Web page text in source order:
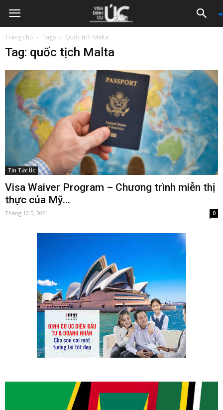
Trang chủ Tags Quốc tịch Malta
Tag: quốc tịch Malta
Tin Tức Úc
Visa Waiver Program – Chương trình miễn thị
thực của Mỹ...
Tháng 10 5, 2021 0